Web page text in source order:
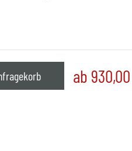
ab 930,00